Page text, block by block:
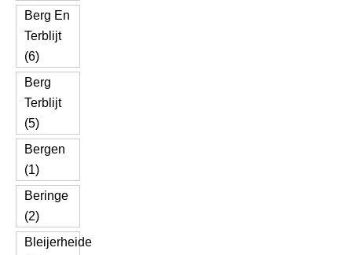
Berg En
Terblijt
(6)
Berg
Terblijt
(5)
Bergen
(1)
Beringe
(2)
Bleijerheide